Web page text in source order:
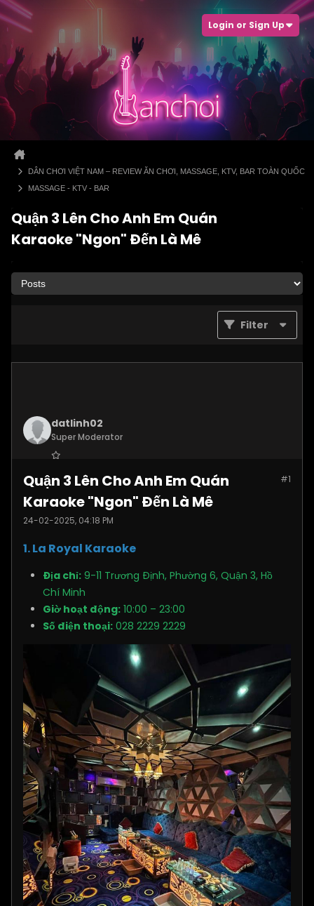
Login or Sign Up
DÂN CHƠI VIỆT NAM – REVIEW ĂN CHƠI, MASSAGE, KTV, BAR TOÀN QUỐC
MASSAGE - KTV - BAR
Quận 3 Lên Cho Anh Em Quán
Karaoke "Ngon" Đến Là Mê
Filter
datlinh02
Super Moderator
Posts:7876 #1
Quận 3 Lên Cho Anh Em Quán
Karaoke "Ngon" Đến Là Mê
24-02-2025, 04:18 PM
1. La Royal Karaoke
Địa chỉ: 9-11 Trương Định, Phường 6, Quận 3, Hồ
Chí Minh
Giờ hoạt động: 10:00 – 23:00
Số điện thoại: 028 2229 2229